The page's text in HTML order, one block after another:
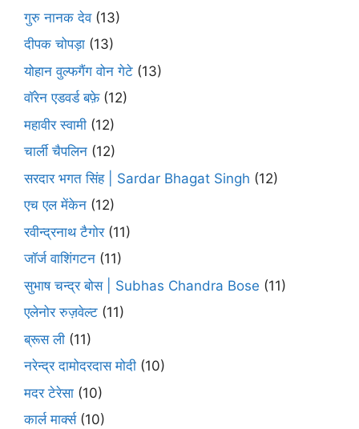
गुरु नानक देव(13)
दीपक चोपड़ा (13)
योहान वुल्फगैंग वोन गेटे (13)
वॉरेन एडवर्ड बफ़े(12)
महावीर स्वामी (12)
चार्ली चैपलिन (12)
सरदार भगत सिंह | Sardar Bhagat Singh (12)
एच एल मेंकेन (12)
रवीन्द्रनाथ टैगोर(11)
जॉर्ज वाशिंगटन (11)
सुभाष चन्द्र बोस | Subhas Chandra Bose (11)
एलेनोर रुज़वेल्ट (11)
ब्रूस ली (11)
नरेन्द्र दामोदरदास मोदी (10)
मदर टेरेसा (10)
कार्ल मार्क्स(10)